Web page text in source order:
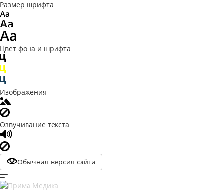
Размер шрифта
Цвет фона и шрифта
Изображения
Озвучивание текста
Обычная версия сайта